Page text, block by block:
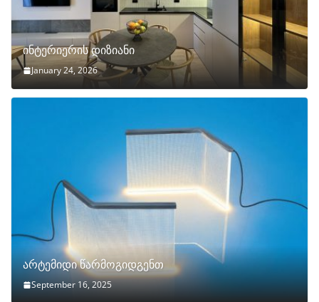
ინტერიერის დიზიანი
January 24, 2026
არტემიდი წარმოგიდგენთ
September 16, 2025